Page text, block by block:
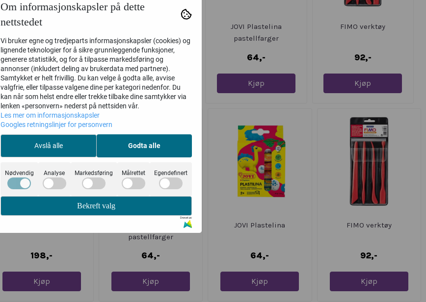
FIMO Kids suppl. farger
198,-
Kjøp
115,-
Kjøp
JOVI Plastelina
pastellfarger
64,-
Kjøp
FIMO verktøy
92,-
Kjøp
198,-
Kjøp
pastellfarger
64,-
Kjøp
JOVI Plastelina
64,-
Kjøp
FIMO verktøy
92,-
Kjøp
Om informasjonskapsler på dette
nettstedet
Vi bruker egne og tredjeparts informasjonskapsler (cookies) og
lignende teknologier for å sikre grunnleggende funksjoner,
generere statistikk, og for å tilpasse markedsføring og
annonser (inkludert deling av brukerdata med partnere).
Samtykket er helt frivillig. Du kan velge å godta alle, avvise
valgfrie, eller tilpasse valgene dine per kategori nedenfor. Du
kan når som helst endre eller trekke tilbake dine samtykker via
lenken «personvern» nederst på nettsiden vår.
Les mer om informasjonskapsler
Googles retningslinjer for personvern
Avslå alle Godta alle
Nødvendig Analyse Markedsføring Målrettet Egendefinert
Bekreft valg
Drevet av